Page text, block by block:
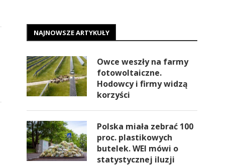
NAJNOWSZE ARTYKUŁY
Owce weszły na farmy
fotowoltaiczne.
Hodowcy i firmy widzą
korzyści
Polska miała zebrać 100
proc. plastikowych
butelek. WEI mówi o
statystycznej iluzji